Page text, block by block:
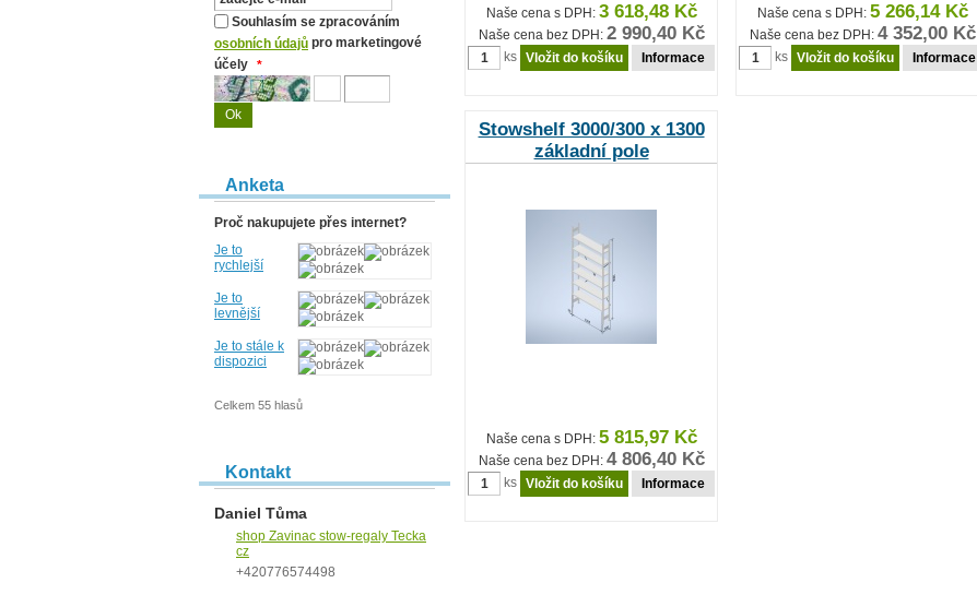
Naše cena s DPH: 3 618,48 Kč
Naše cena bez DPH: 2 990,40 Kč
ks Informace
Naše cena s DPH: 5 266,14 Kč
Naše cena bez DPH: 4 352,00 Kč
ks Informace
Stowshelf 3000/300 x 1300
základní pole
Naše cena s DPH: 5 815,97 Kč
Naše cena bez DPH: 4 806,40 Kč
ks Informace
Souhlasím se zpracováním
osobních údajů pro marketingové
účely *
Anketa
Proč nakupujete přes internet?
Je to
rychlejší
Je to
levnější
Je to stále k
dispozici
Celkem 55 hlasů
Kontakt
Daniel Tůma
shop Zavinac stow-regaly Tecka
cz
+420776574498